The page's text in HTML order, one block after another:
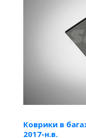
Коврики в
2017-н.в.